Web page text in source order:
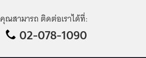
คุณสามารถ ติดต่อเราได้ที่:
02-078-1090